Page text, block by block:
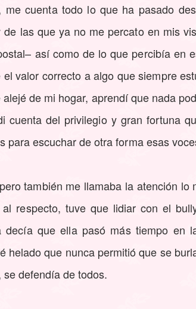
cuenta todo lo que ha pasado
las que ya no me percato en mis
así como de lo que percibía en
valor correcto a algo que siempre
de mi hogar, aprendí que nada
cuenta del privilegio y gran fortuna
para escuchar de otra forma esas
también me llamaba la atención lo
respecto, tuve que lidiar con el
que ella pasó más tiempo en
helado que nunca permitió que se
defendía de todos.